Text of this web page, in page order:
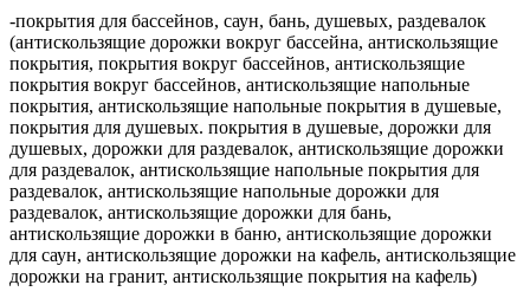
-покрытия для бассейнов, саун, бань, душевых, раздевалок
(антискользящие дорожки вокруг бассейна, антискользящие
покрытия, покрытия вокруг бассейнов, антискользящие
покрытия вокруг бассейнов, антискользящие напольные
покрытия, антискользящие напольные покрытия в душевые,
покрытия для душевых. покрытия в душевые, дорожки для
душевых, дорожки для раздевалок, антискользящие дорожки
для раздевалок, антискользящие напольные покрытия для
раздевалок, антискользящие напольные дорожки для
раздевалок, антискользящие дорожки для бань,
антискользящие дорожки в баню, антискользящие дорожки
для саун, антискользящие дорожки на кафель, антискользящие
дорожки на гранит, антискользящие покрытия на кафель)